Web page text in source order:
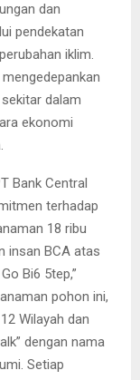
dan
pendekatan
iklim.
dalam
ekonomi
Bank Central
terhadap
18 ribu
insan BCA atas
Bi6 5tep,”
pohon ini,
Wilayah dan
dengan nama
Setiap